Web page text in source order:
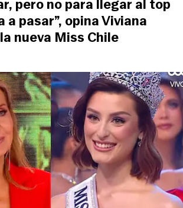
pero no para llegar al top
a pasar”, opina Viviana
nueva Miss Chile